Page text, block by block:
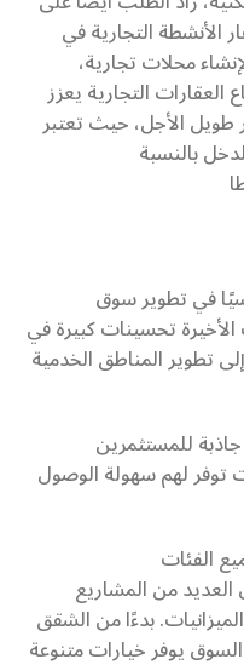
الأنشطة التجارية في
محلات تجارية،
التجارية يعزز
طويل الأجل، حيث تعتبر
بالنسبة
في تطوير سوق
تحسينات كبيرة في
تطوير المناطق الخدمية
للمستثمرين
توفر لهم سهولة الوصول
من المشاريع
بدءًا من الشقق
يوفر خيارات متنوعة